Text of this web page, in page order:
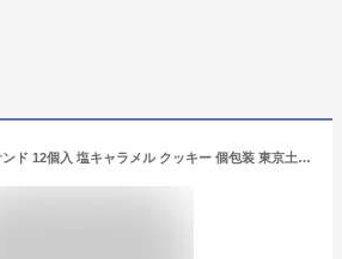
H. ソルメルティサンド 12個入 塩キャラメル クッキー 個包装 東京土産 Y2K 平成 高級感 高見え 配りやすい クリスマス 年末年始 お年賀 帰省 七五三 お歳暮 入園 入学 入社 卒業 転職 送別会 新生活 学生 新学期 差し入れ お中元 帰省土産 Tokyo souvenir sweets Japan